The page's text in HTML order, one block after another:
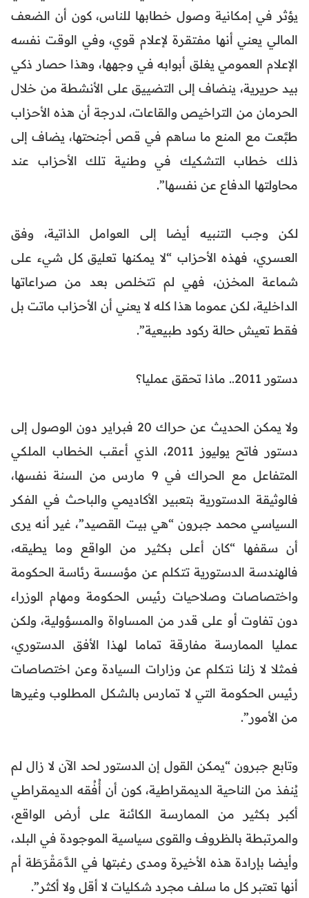
يؤثر في إمكانية وصول خطابها للناس، كون أن الضعف
المالي يعني أنها مفتقرة لإعلام قوي، وفي الوقت نفسه
الإعلام العمومي يغلق أبوابه في وجهها، وهذا حصار ذكي
بيد حريرية، ينضاف إلى التضييق على الأنشطة من خلال
الحرمان من التراخيص والقاعات، لدرجة أن هذه الأحزاب
طبَّعت مع المنع ما ساهم في قص أجنحتها، يضاف إلى
ذلك خطاب التشكيك في وطنية تلك الأحزاب عند
محاولتها الدفاع عن نفسها”.
لكن وجب التنبيه أيضا إلى العوامل الذاتية، وفق
العسري، فهذه الأحزاب “لا يمكنها تعليق كل شيء على
شماعة المخزن، فهي لم تتخلص بعد من صراعاتها
الداخلية، لكن عموما هذا كله لا يعني أن الأحزاب ماتت بل
فقط تعيش حالة ركود طبيعية”.
دستور 2011.. ماذا تحقق عمليا؟
ولا يمكن الحديث عن حراك 20 فبراير دون الوصول إلى
دستور فاتح يوليوز 2011، الذي أعقب الخطاب الملكي
المتفاعل مع الحراك في 9 مارس من السنة نفسها،
فالوثيقة الدستورية بتعبير الأكاديمي والباحث في الفكر
السياسي محمد جبرون “هي بيت القصيد”، غير أنه يرى
أن سقفها “كان أعلى بكثير من الواقع وما يطيقه،
فالهندسة الدستورية تتكلم عن مؤسسة رئاسة الحكومة
واختصاصات وصلاحيات رئيس الحكومة ومهام الوزراء
دون تفاوت أو على قدر من المساواة والمسؤولية، ولكن
عمليا الممارسة مفارقة تماما لهذا الأفق الدستوري،
فمثلا لا زلنا نتكلم عن وزارات السيادة وعن اختصاصات
رئيس الحكومة التي لا تمارس بالشكل المطلوب وغيرها
من الأمور”.
وتابع جبرون “يمكن القول إن الدستور لحد الآن لا زال لم
يُنفذ من الناحية الديمقراطية، كون أن أُفُقه الديمقراطي
أكبر بكثير من الممارسة الكائنة على أرض الواقع،
والمرتبطة بالظروف والقوى سياسية الموجودة في البلد،
وأيضا بإرادة هذه الأخيرة ومدى رغبتها في الدَّمَقْرَطَة أم
أنها تعتبر كل ما سلف مجرد شكليات لا أقل ولا أكثر”.